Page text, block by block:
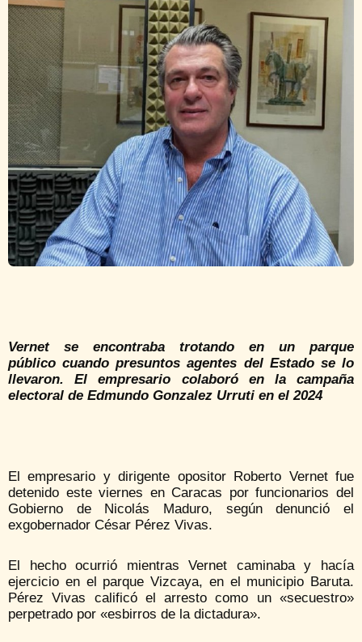
Vernet se encontraba trotando en un parque
público cuando presuntos agentes del Estado se lo
llevaron. El empresario colaboró en la campaña
electoral de Edmundo Gonzalez Urruti en el 2024
El empresario y dirigente opositor Roberto Vernet fue
detenido este viernes en Caracas por funcionarios del
Gobierno de Nicolás Maduro, según denunció el
exgobernador César Pérez Vivas.
El hecho ocurrió mientras Vernet caminaba y hacía
ejercicio en el parque Vizcaya, en el municipio Baruta.
Pérez Vivas calificó el arresto como un «secuestro»
perpetrado por «esbirros de la dictadura».